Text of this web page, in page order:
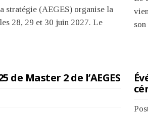
stratégie (AEGES) organise la
28, 29 et 30 juin 2027. Le
Master 2 de l’AEGES